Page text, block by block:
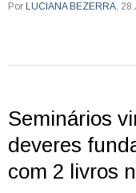
Por LUCIANA BEZERRA,
Seminários
deveres
com 2 livros